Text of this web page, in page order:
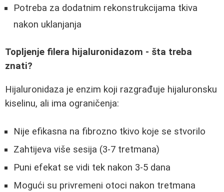
Potreba za dodatnim rekonstrukcijama tkiva
nakon uklanjanja
Topljenje filera hijaluronidazom - šta treba
znati?
Hijaluronidaza je enzim koji razgrađuje hijaluronsku
kiselinu, ali ima ograničenja:
Nije efikasna na fibrozno tkivo koje se stvorilo
Zahtijeva više sesija (3-7 tretmana)
Puni efekat se vidi tek nakon 3-5 dana
Mogući su privremeni otoci nakon tretmana